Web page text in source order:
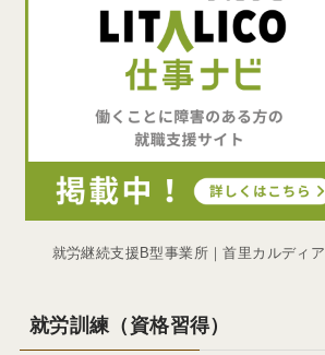
就労継続支援B型事業所｜首里カルディア
就労訓練（資格習得）